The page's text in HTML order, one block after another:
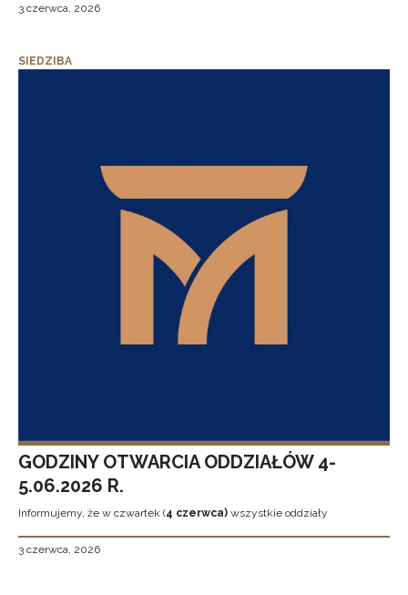
3 czerwca, 2026
SIEDZIBA
GODZINY OTWARCIA ODDZIAŁÓW 4-
5.06.2026 R.
Informujemy, że w czwartek (4 czerwca) wszystkie oddziały
3 czerwca, 2026